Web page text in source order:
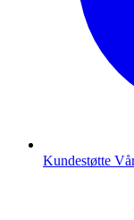
Kundestøtte